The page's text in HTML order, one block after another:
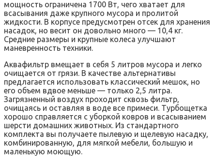
мощность ограничена 1700 Вт, чего хватает для
всасывания даже крупного мусора и пролитой
жидкости. В корпусе предусмотрен отсек для хранения
насадок, но весит он довольно много — 10,4 кг.
Средние размеры и крупные колеса улучшают
маневренность техники.
Аквафильтр вмещает в себя 5 литров мусора и легко
очищается от грязи. В качестве альтернативы
предлагается использовать классический мешок, но
его объем вдвое меньше — только 2,5 литра.
Загрязненный воздух проходит сквозь фильтр,
очищаясь и оставляя в воде все примеси. Турбощетка
хорошо справляется с уборкой ковров и всасыванием
шерсти домашних животных. Из стандартного
комплекта вы получаете пылевую и щелевую насадку,
комбинированную, для мягкой мебели, большую и
маленькую моющую.